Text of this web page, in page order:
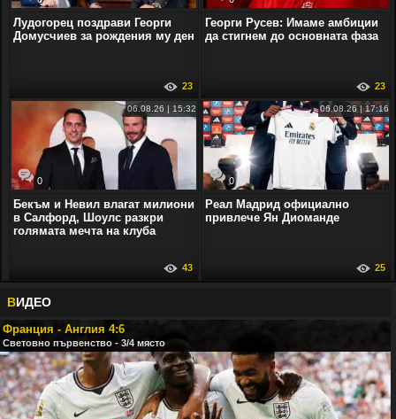
Лудогорец поздрави Георги
Домусчиев за рождения му ден
23
Георги Русев: Имаме амбиции
да стигнем до основната фаза
23
0
06.08.26 | 15:32
Бекъм и Невил влагат милиони
в Салфорд, Шоулс разкри
голямата мечта на клуба
43
0
06.08.26 | 17:16
Реал Мадрид официално
привлече Ян Диоманде
25
ВИДЕО
Франция - Англия 4:6
Световно първенство - 3/4 място